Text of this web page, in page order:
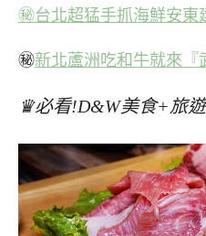
㊙台北超猛手抓海鮮安東
㊙新北蘆洲吃和牛就來『
♛必看!D&W美食+旅